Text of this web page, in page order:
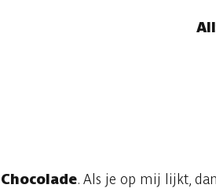
Chocolade. Als je op mij lijkt,